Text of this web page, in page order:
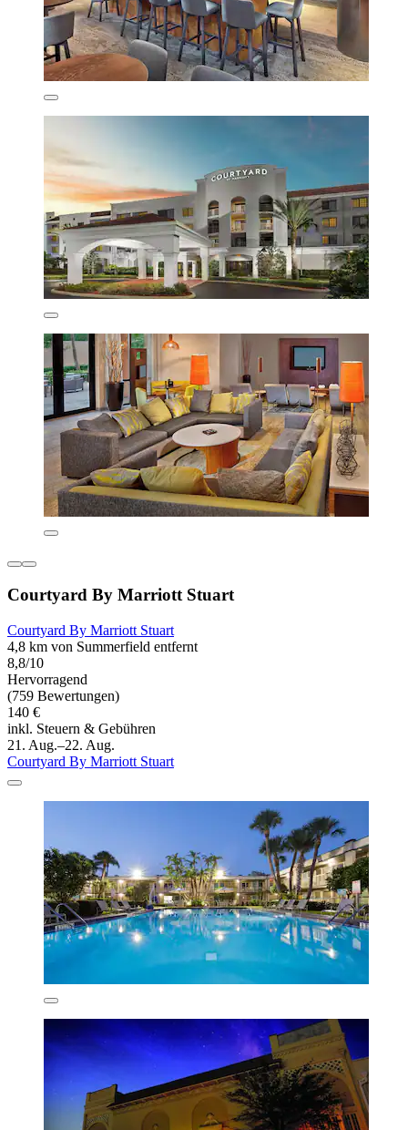
Courtyard By Marriott Stuart
Courtyard By Marriott Stuart
4,8 km von Summerfield entfernt
8,8/10
Hervorragend
(759 Bewertungen)
140 €
inkl. Steuern & Gebühren
21. Aug.–22. Aug.
Courtyard By Marriott Stuart